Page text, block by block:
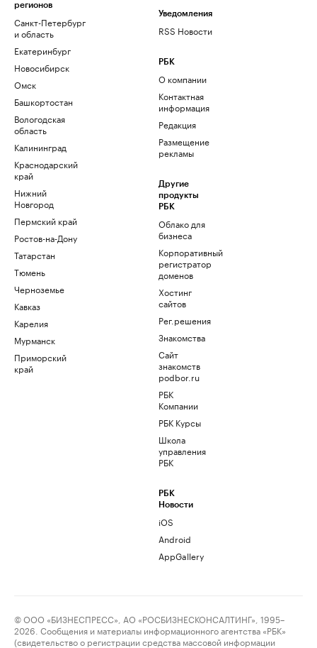
регионов
Санкт-Петербург
и область
Екатеринбург
Новосибирск
Омск
Башкортостан
Вологодская
область
Калининград
Краснодарский
край
Нижний
Новгород
Пермский край
Ростов-на-Дону
Татарстан
Тюмень
Черноземье
Кавказ
Карелия
Мурманск
Приморский
край
Уведомления
RSS Новости
РБК
О компании
Контактная
информация
Редакция
Размещение
рекламы
Другие
продукты
РБК
Облако для
бизнеса
Корпоративный
регистратор
доменов
Хостинг
сайтов
Рег.решения
Знакомства
Сайт
знакомств
podbor.ru
РБК
Компании
РБК Курсы
Школа
управления
РБК
РБК
Новости
iOS
Android
AppGallery
© ООО «БИЗНЕСПРЕСС», АО «РОСБИЗНЕСКОНСАЛТИНГ», 1995–
2026. Сообщения и материалы информационного агентства «РБК»
(свидетельство о регистрации средства массовой информации